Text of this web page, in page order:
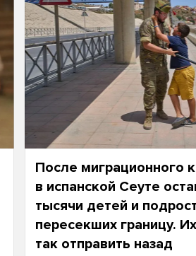
После миграционного
в испанской Сеуте
тысячи детей и
пересекших границу.
так отправить назад